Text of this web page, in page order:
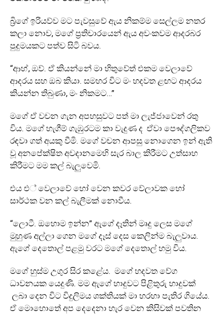
බ්‍රිගේ ඉරියව්ව මට පැවසුවේ ඇය නිකම්ම සෙල්ලම නතර
කලා නොව, මගේ ප්‍රතිචාරයෙන් ඇය අවංකවම ආදරබර
පුදුමයකට පත්ව සිටි බවය.
“ආහ්, ඔව්. ඒ කියන්නේ මා හිතුවේත් එකම වෙලාවේ
ආදරය සහ ඔබ කියා. සමහර විට මං හදවත ළඟට ආදරය
කියන්න තිබුණා, මං නිකමට…”
මගේ ඒ වචන ගැන අපහසුවට පත් මා ලැජ්ජාවෙන් රතු
විය. මගේ හැගීම් ගැඹුරටම කා වැදුණ ද ඒවා පෞද්ගලිකව
රඳවා ගත් අයකු වීමි. මගේ වචන ආපසු නොගෙන ඉන් ඇති
වූ අනපේක්ෂිත අවදානමෙහි සැර බාල කිරීමට උත්සාහ
කිරීමට මම කල් බැලුවෙමි.
එය එ් වෙලාවේ හෝ වෙන කවර වේලාවක හෝ
සාර්ථක වන කල් බැලීමක් නොවීය.
“ලොටී. ඔහොම ඉන්න” ඇගේ දෑතින් මෘදු ලෙස මගේ
මුහුණ අල්ලා ගෙන මගේ දෑස් දෙස කෙලින්ම බැලුවාය.
ඇගේ දෙතොල් පළමු වරට මගේ දෙතොල් හමු විය.
මගේ හුස්ම උගුර සිර කළේය. මගේ හදවත වේග
ධාවනයක යෙදුණි. මම ඇගේ හාදුවට පිළිතුරු හාදුවක්
ලබා දෙන විට විදුලිමය ශක්තියක් මා හරහා පැතිර ගියේය.
ඒ මොහොතේ අප දෙදෙනා හැර වෙන කිසිවක් පවතින